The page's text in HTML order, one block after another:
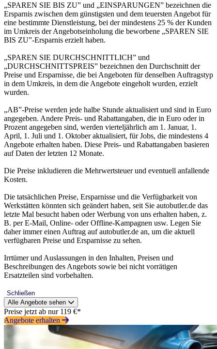
„SPAREN SIE BIS ZU” und „EINSPARUNGEN” bezeichnen die
Ersparnis zwischen dem günstigsten und dem teuersten Angebot für
eine bestimmte Dienstleistung, bei der mindestens 25 % der Kunden
im Umkreis der Angebotseinholung die beworbene „SPAREN SIE
BIS ZU”-Ersparnis erzielt haben.
„SPAREN SIE DURCHSCHNITTLICH” und
„DURCHSCHNITTSPREIS” bezeichnen den Durchschnitt der
Preise und Ersparnisse, die bei Angeboten für denselben Auftragstyp
in dem Umkreis, in dem die Angebote eingeholt wurden, erzielt
wurden.
„AB”-Preise werden jede halbe Stunde aktualisiert und sind in Euro
angegeben. Andere Preis- und Rabattangaben, die in Euro oder in
Prozent angegeben sind, werden vierteljährlich am 1. Januar, 1.
April, 1. Juli und 1. Oktober aktualisiert, für Jobs, die mindestens 4
Angebote erhalten haben. Diese Preis- und Rabattangaben basieren
auf Daten der letzten 12 Monate.
Die Preise inkludieren die Mehrwertsteuer und eventuell anfallende
Kosten.
Die tatsächlichen Preise, Ersparnisse und die Verfügbarkeit von
Werkstätten könnten sich geändert haben, seit Sie autobutler.de das
letzte Mal besucht haben oder Werbung von uns erhalten haben, z.
B. per E-Mail, Online- oder Offline-Kampagnen usw. Legen Sie
daher immer einen Auftrag auf autobutler.de an, um die aktuell
verfügbaren Preise und Ersparnisse zu sehen.
Irrtümer und Auslassungen in den Inhalten, Preisen und
Beschreibungen des Angebots sowie bei nicht vorrätigen
Ersatzteilen sind vorbehalten.
Schließen
Alle Angebote sehen
Preise jetzt ab nur 119 €*
Angebote erhalten